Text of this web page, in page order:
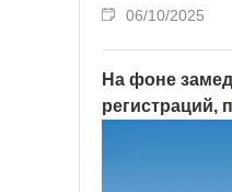
06/10/2025
На фоне
регистраций,